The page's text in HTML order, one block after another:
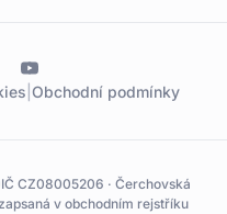
Obchodní podmínky
CZ08005206 · Čerchovská
v obchodním rejstříku